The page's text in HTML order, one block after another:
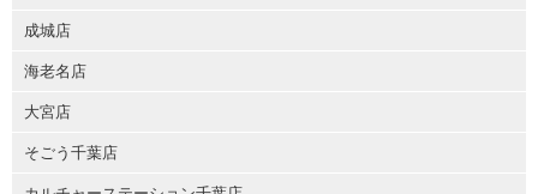
成城店
海老名店
大宮店
そごう千葉店